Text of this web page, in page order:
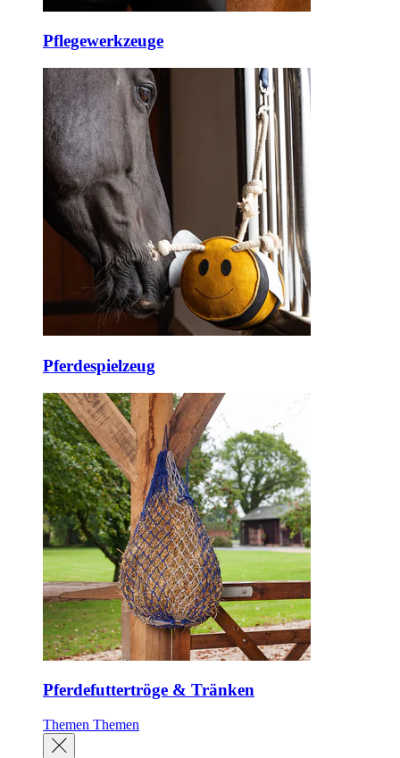
Pflegewerkzeuge
Pferdespielzeug
Pferdefuttertröge & Tränken
Themen Themen